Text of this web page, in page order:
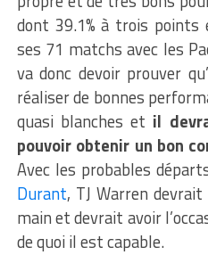
dont 39.1% à trois points
ses 71 matchs avec les
va donc devoir prouver
réaliser de bonnes
quasi blanches et il
pouvoir obtenir un bon
Avec les probables
Durant, TJ Warren
main et devrait avoir
de quoi il est capable.